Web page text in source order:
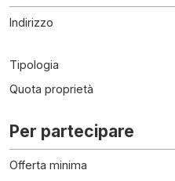
Indirizzo
Tipologia
Quota proprietà
Per partecipare
Offerta minima